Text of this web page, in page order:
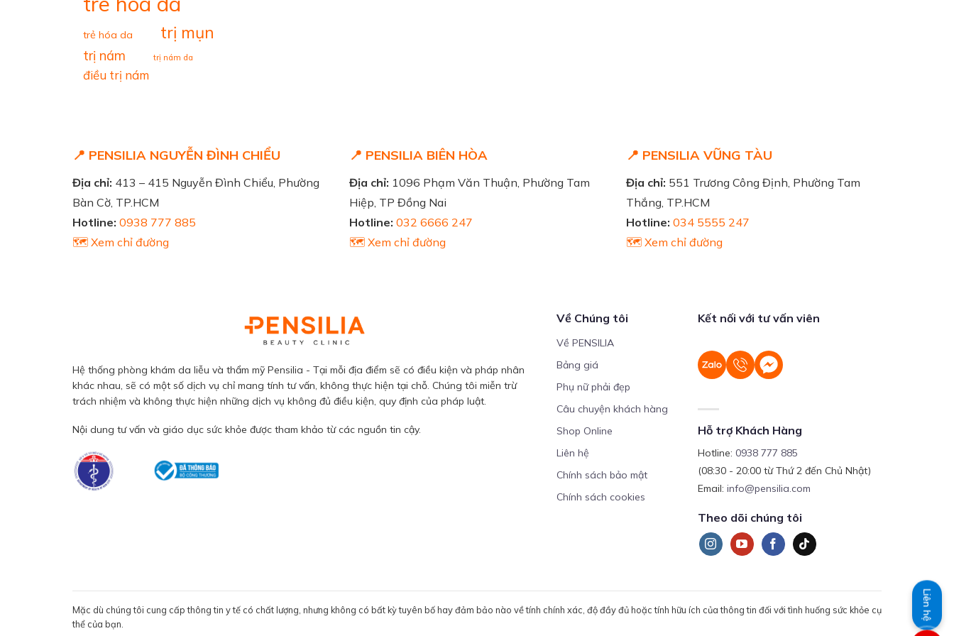
trẻ hóa da trị mụn
trị nám trị nám da
điều trị nám
📍 PENSILIA NGUYỄN ĐÌNH CHIỂU
Địa chỉ: 413 – 415 Nguyễn Đình Chiểu, Phường
Bàn Cờ, TP.HCM
Hotline: 0938 777 885
🗺️ Xem chỉ đường
📍 PENSILIA BIÊN HÒA
Địa chỉ: 1096 Phạm Văn Thuận, Phường Tam
Hiệp, TP Đồng Nai
Hotline: 032 6666 247
🗺️ Xem chỉ đường
📍 PENSILIA VŨNG TÀU
Địa chỉ: 551 Trương Công Định, Phường Tam
Thắng, TP.HCM
Hotline: 034 5555 247
🗺️ Xem chỉ đường
Hệ thống phòng khám da liễu và thẩm mỹ Pensilia - Tại mỗi địa điểm sẽ có điều kiện và pháp nhân
khác nhau, sẽ có một số dịch vụ chỉ mang tính tư vấn, không thực hiện tại chỗ. Chúng tôi miễn trừ
trách nhiệm và không thực hiện những dịch vụ không đủ điều kiện, quy định của pháp luật.
Nội dung tư vấn và giáo dục sức khỏe được tham khảo từ các nguồn tin cậy.
Về Chúng tôi
Về PENSILIA
Bảng giá
Phụ nữ phải đẹp
Câu chuyện khách hàng
Shop Online
Liên hệ
Chính sách bảo mật
Chính sách cookies
Kết nối với tư vấn viên
Hỗ trợ Khách Hàng
Hotline:0938 777 885
(08:30 - 20:00 từ Thứ 2 đến Chủ Nhật)
Email:info@pensilia.com
Theo dõi chúng tôi
Mặc dù chúng tôi cung cấp thông tin y tế có chất lượng, nhưng không có bất kỳ tuyên bố hay đảm bảo nào về tính chính xác, độ đầy đủ hoặc tính hữu ích của thông tin đối với tình huống sức khỏe cụ
thể của bạn.
Liên hệ